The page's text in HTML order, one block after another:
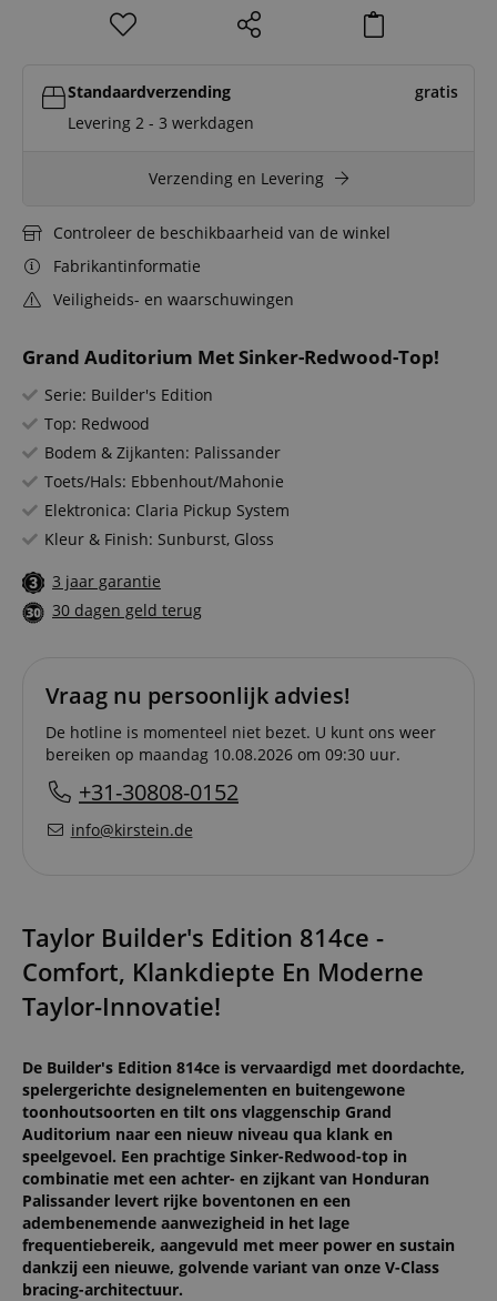
Grand Auditorium Met Sinker-Redwood-Top!
Serie: Builder's Edition
Top: Redwood
Bodem & Zijkanten: Palissander
Toets/Hals: Ebbenhout/Mahonie
Elektronica: Claria Pickup System
Kleur & Finish: Sunburst, Gloss
3 jaar garantie
30 dagen geld terug
Standaardverzending
gratis
Levering 2 - 3 werkdagen
Verzending en Levering
Controleer de beschikbaarheid van de winkel
Fabrikantinformatie
Veiligheids- en waarschuwingen
Vraag nu persoonlijk advies!
De hotline is momenteel niet bezet. U kunt ons weer
bereiken op maandag 10.08.2026 om 09:30 uur.
+31-30808-0152
info@kirstein.de
Taylor Builder's Edition 814ce -
Comfort, Klankdiepte En Moderne
Taylor-Innovatie!
De Builder's Edition 814ce is vervaardigd met doordachte,
spelergerichte designelementen en buitengewone
toonhoutsoorten en tilt ons vlaggenschip Grand
Auditorium naar een nieuw niveau qua klank en
speelgevoel. Een prachtige Sinker-Redwood-top in
combinatie met een achter- en zijkant van Honduran
Palissander levert rijke boventonen en een
adembenemende aanwezigheid in het lage
frequentiebereik, aangevuld met meer power en sustain
dankzij een nieuwe, golvende variant van onze V-Class
bracing-architectuur.